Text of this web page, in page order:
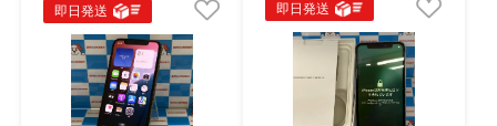
即日発送
即日発送